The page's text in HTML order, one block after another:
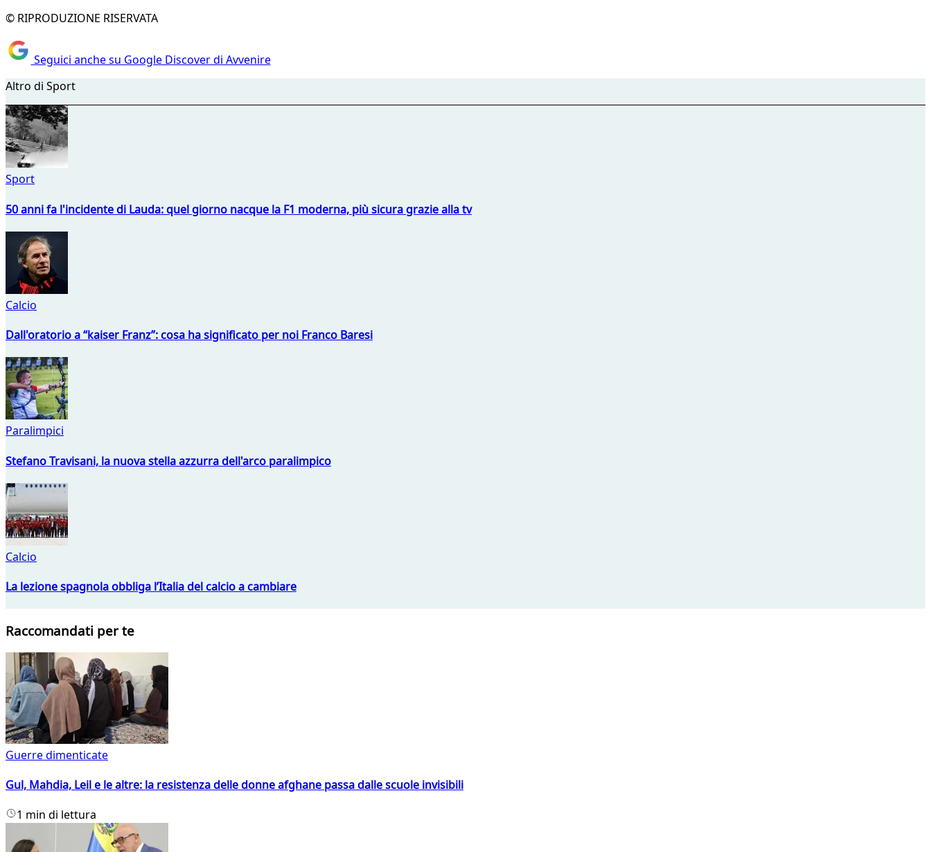
© RIPRODUZIONE RISERVATA
Seguici anche su Google Discover di Avvenire
Altro di Sport
Sport
50 anni fa l'incidente di Lauda: quel giorno nacque la F1 moderna, più sicura grazie alla tv
Calcio
Dall'oratorio a “kaiser Franz”: cosa ha significato per noi Franco Baresi
Paralimpici
Stefano Travisani, la nuova stella azzurra dell'arco paralimpico
Calcio
La lezione spagnola obbliga l’Italia del calcio a cambiare
Raccomandati per te
Guerre dimenticate
Gul, Mahdia, Leil e le altre: la resistenza delle donne afghane passa dalle scuole invisibili
1 min di lettura